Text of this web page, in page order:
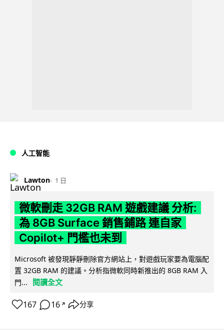
人工智能
Lawton 1 日
微軟刪走 32GB RAM 遊戲建議 分析:
為 8GB Surface 銷售鋪路 連自家
Copilot+ 門檻也未到
Microsoft 被發現靜靜刪除官方網站上，對遊戲玩家要為電腦配
置 32GB RAM 的建議。分析指微軟同時新推出的 8GB RAM 入
門...
閱讀全文
167 16 ↗ 分享